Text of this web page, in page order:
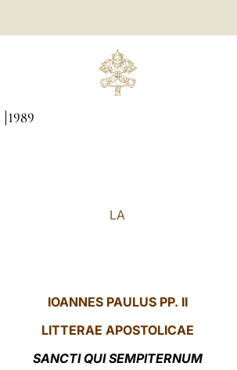
1989
LA
IOANNES PAULUS PP. II
LITTERAE APOSTOLICAE
SANCTI QUI SEMPITERNUM